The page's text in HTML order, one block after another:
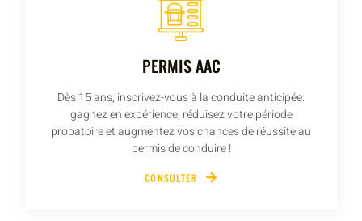
PERMIS AAC
Dès 15 ans, inscrivez-vous à la conduite anticipée:
gagnez en expérience, réduisez votre période
probatoire et augmentez vos chances de réussite au
permis de conduire !
CONSULTER